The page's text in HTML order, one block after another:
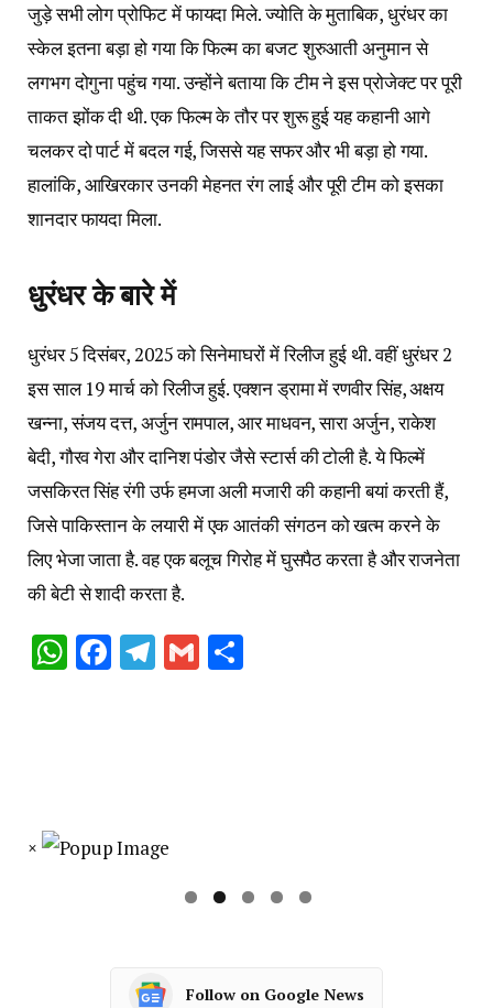
जुड़े सभी लोग प्रोफिट में फायदा मिले. ज्योति के मुताबिक, धुरंधर का
स्केल इतना बड़ा हो गया कि फिल्म का बजट शुरुआती अनुमान से
लगभग दोगुना पहुंच गया. उन्होंने बताया कि टीम ने इस प्रोजेक्ट पर पूरी
ताकत झोंक दी थी. एक फिल्म के तौर पर शुरू हुई यह कहानी आगे
चलकर दो पार्ट में बदल गई, जिससे यह सफर और भी बड़ा हो गया.
हालांकि, आखिरकार उनकी मेहनत रंग लाई और पूरी टीम को इसका
शानदार फायदा मिला.
धुरंधर के बारे में
धुरंधर 5 दिसंबर, 2025 को सिनेमाघरों में रिलीज हुई थी. वहीं धुरंधर 2
इस साल 19 मार्च को रिलीज हुई. एक्शन ड्रामा में रणवीर सिंह, अक्षय
खन्ना, संजय दत्त, अर्जुन रामपाल, आर माधवन, सारा अर्जुन, राकेश
बेदी, गौरव गेरा और दानिश पंडोर जैसे स्टार्स की टोली है. ये फिल्में
जसकिरत सिंह रंगी उर्फ ​​हमजा अली मजारी की कहानी बयां करती हैं,
जिसे पाकिस्तान के लयारी में एक आतंकी संगठन को खत्म करने के
लिए भेजा जाता है. वह एक बलूच गिरोह में घुसपैठ करता है और राजनेता
की बेटी से शादी करता है.
WhatsApp
Facebook
Telegram
Gmail
×
Follow on Google News